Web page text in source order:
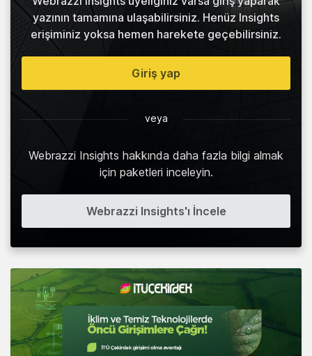
yazının tamamına ulaşabilirsiniz. Henüz Insights
erişiminiz yoksa hemen harekete geçebilirsiniz.
Giriş yap
veya
Webrazzi Insights hakkında daha fazla bilgi almak
için paketleri inceleyin.
Webrazzi Insights'ı İncele